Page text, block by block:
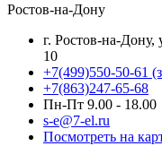
Ростов-на-Дону
г. Ростов-на-
10
+7(499)550-50-61
+7(863)247-65-68
Пн-Пт 9.00 - 18.00
s-e@7-el.ru
Посмотреть на